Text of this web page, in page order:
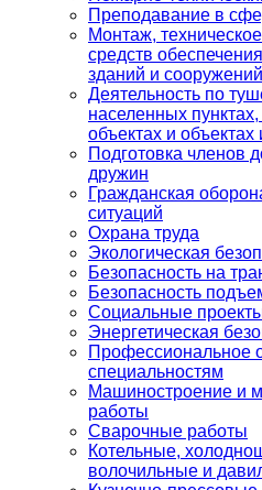
Преподавание в
Монтаж,
средств
зданий и сооружений
Деятельность по
населенных
объектах и
Подготовка членов
дружин
Гражданская
ситуаций
Охрана труда
Экологическая
Безопасность на
Безопасность
Социальные
Энергетическая
Профессиональное
специальностям
Машиностроение и
работы
Сварочные работы
Котельные,
волочильные и